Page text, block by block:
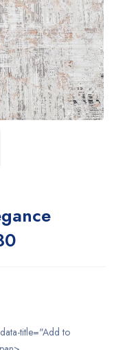
title="Add to